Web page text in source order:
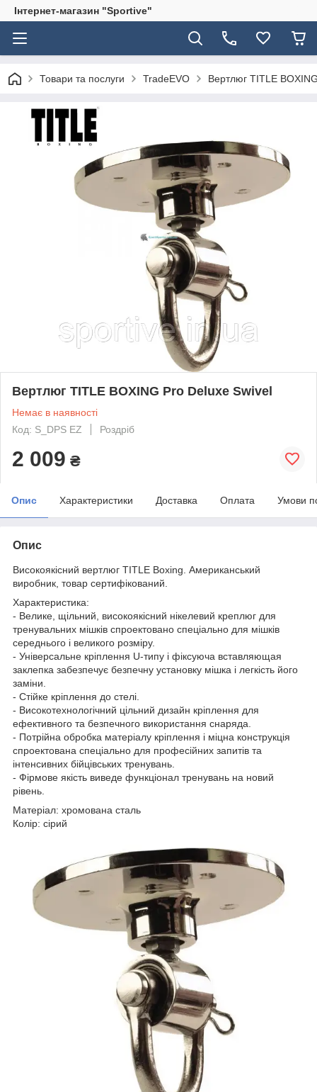
Інтернет-магазин "Sportive"
Товари та послуги TradeEVO Вертлюг TITLE
Вертлюг TITLE BOXING Pro Deluxe Swivel
Немає в наявності
Код: S_DPS EZ
Роздріб
2 009 ₴
Опис Характеристики Доставка Оплата Умови
Опис
Високоякісний вертлюг TITLE Boxing. Американський
виробник, товар сертифікований.
Характеристика:
- Велике, щільний, високоякісний нікелевий креплюг для
тренувальних мішків спроектовано спеціально для мішків
середнього і великого розміру.
- Універсальне кріплення U-типу і фіксуюча вставляющая
заклепка забезпечує безпечну установку мішка і легкість його
заміни.
- Стійке кріплення до стелі.
- Високотехнологічний цільний дизайн кріплення для
ефективного та безпечного використання снаряда.
- Потрійна обробка матеріалу кріплення і міцна конструкція
спроектована спеціально для професійних запитів та
інтенсивних бійцівських тренувань.
- Фірмове якість виведе функціонал тренувань на новий
рівень.
Матеріал: хромована сталь
Колір: сірий